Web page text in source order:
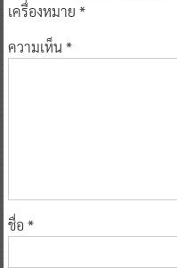
เครื่องหมาย *
ความเห็น*
ชื่อ *